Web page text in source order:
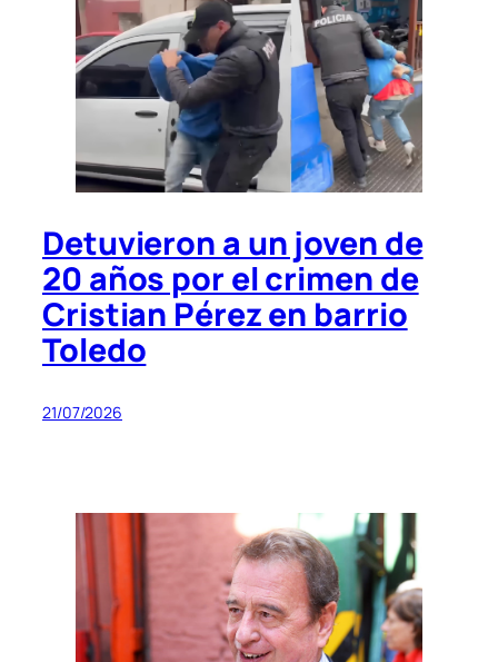
Detuvieron a un joven de
20 años por el crimen de
Cristian Pérez en barrio
Toledo
21/07/2026